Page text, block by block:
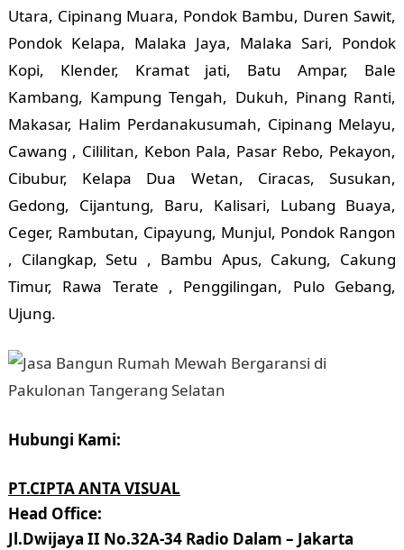
Utara, Cipinang Muara, Pondok Bambu, Duren Sawit,
Pondok Kelapa, Malaka Jaya, Malaka Sari, Pondok
Kopi, Klender, Kramat jati, Batu Ampar, Bale
Kambang, Kampung Tengah, Dukuh, Pinang Ranti,
Makasar, Halim Perdanakusumah, Cipinang Melayu,
Cawang , Cililitan, Kebon Pala, Pasar Rebo, Pekayon,
Cibubur, Kelapa Dua Wetan, Ciracas, Susukan,
Gedong, Cijantung, Baru, Kalisari, Lubang Buaya,
Ceger, Rambutan, Cipayung, Munjul, Pondok Rangon
, Cilangkap, Setu , Bambu Apus, Cakung, Cakung
Timur, Rawa Terate , Penggilingan, Pulo Gebang,
Ujung.
Hubungi Kami:
PT.CIPTA ANTA VISUAL
Head Office:
Jl.Dwijaya II No.32A-34 Radio Dalam – Jakarta